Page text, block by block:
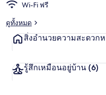
Wi-Fi ฟรี
ดูทั้งหมด
สิ่งอำนวยความสะดวก
รู้สึกเหมือนอยู่บ้าน (6)